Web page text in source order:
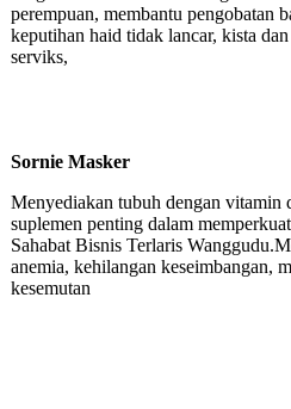
perempuan, membantu pengobatan
keputihan haid tidak lancar, kista
serviks,
Sornie Masker
Menyediakan tubuh dengan vitamin
suplemen penting dalam
Sahabat Bisnis Terlaris
anemia, kehilangan keseimbangan,
kesemutan